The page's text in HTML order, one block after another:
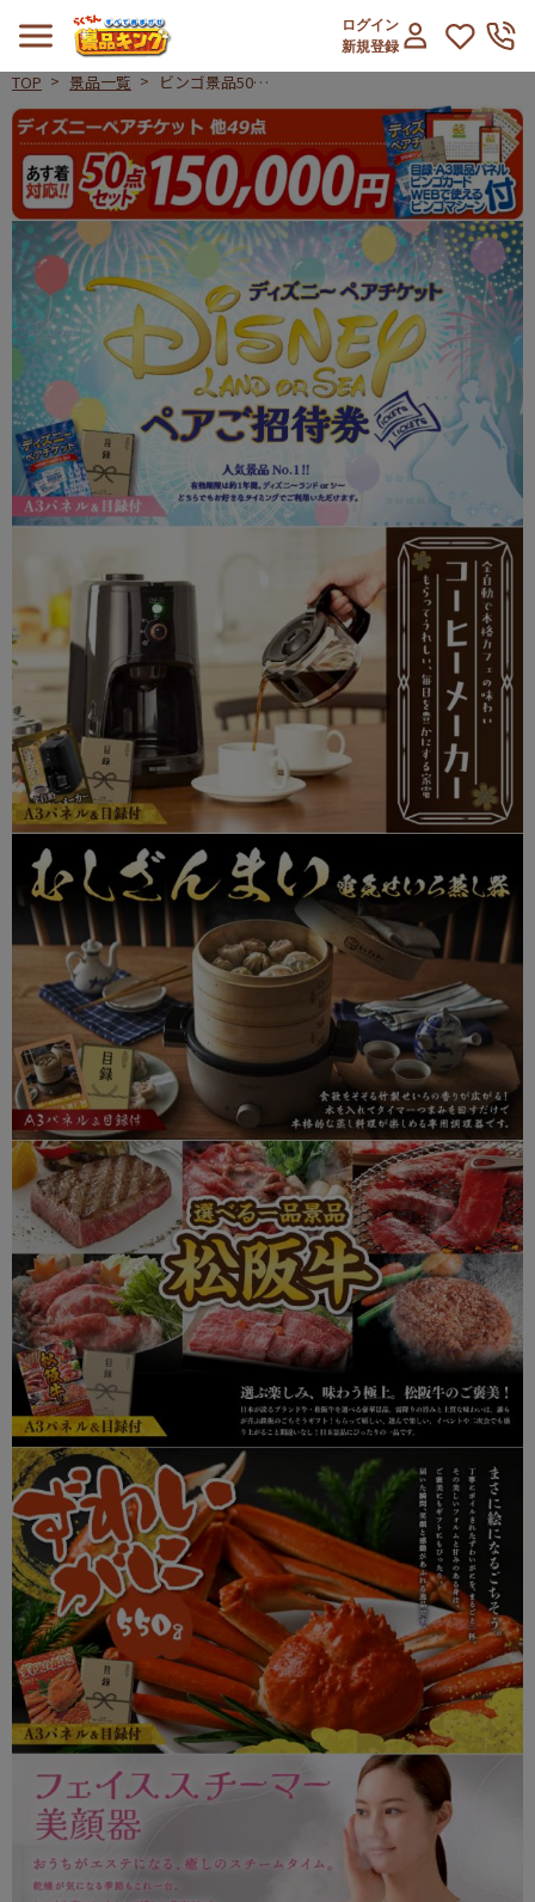
ログイン
新規登録
TOP 景品一覧
ビンゴ景品50点
セット【ディズニ
ーペアチケット/
全自動コーヒーメ
ーカー 他】A3パ
ネル・目録付き<
送料無料>
ビンゴ景品50点セット【ディズニ